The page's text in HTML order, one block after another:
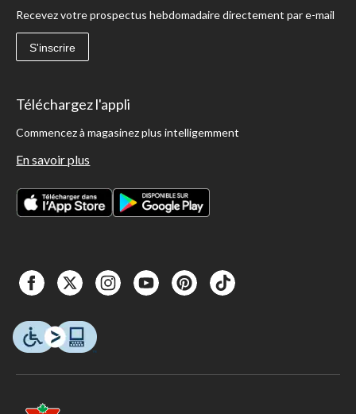
Recevez votre prospectus hebdomadaire directement par e-mail
S'inscrire
Téléchargez l'appli
Commencez à magasinez plus intelligemment
En savoir plus